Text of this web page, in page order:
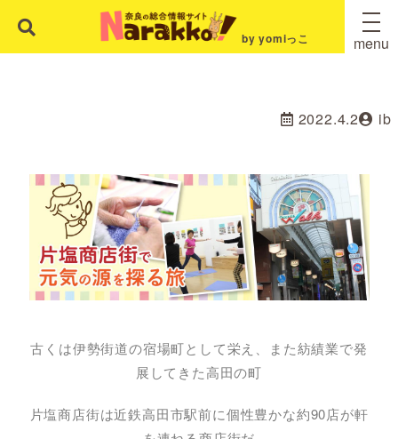
by yomiっこ menu
2022.4.2 ib
古くは伊勢街道の宿場町として栄え、また紡績業で発
展してきた高田の町
片塩商店街は近鉄高田市駅前に個性豊かな約90店が軒